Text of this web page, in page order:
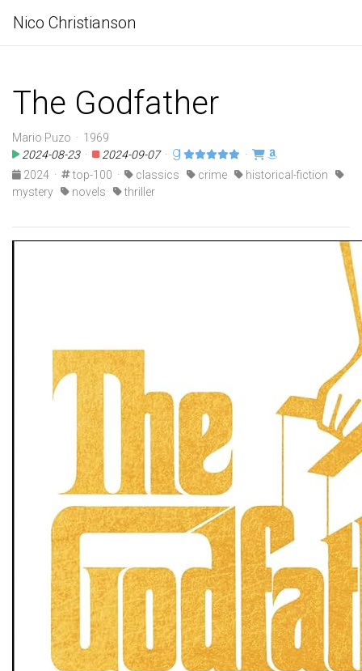
Nico Christianson
The Godfather
Mario Puzo · 1969
2024-08-23· 2024-09-07·
·
2024 · top-100 · classics crime
historical-fiction
mystery
novels thriller